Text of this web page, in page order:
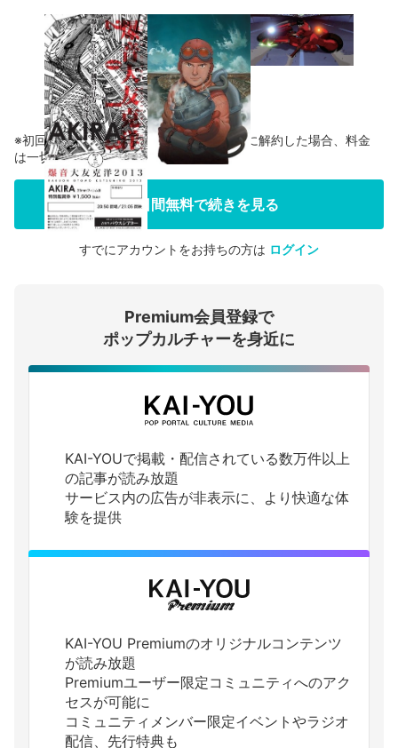
会員登録する
ログインする
※初回登録の方に限り、無料お試し期間中に解約した場合、料金
は一切かかりません。
10日間無料で続きを見る
すでにアカウントをお持ちの方は ログイン
Premium会員登録で
ポップカルチャーを身近に
KAI-YOUで掲載・配信されている数万件以上
の記事が読み放題
サービス内の広告が非表示に、より快適な体
験を提供
KAI-YOU Premiumのオリジナルコンテンツ
が読み放題
Premiumユーザー限定コミュニティへのアク
セスが可能に
コミュニティメンバー限定イベントやラジオ
配信、先行特典も